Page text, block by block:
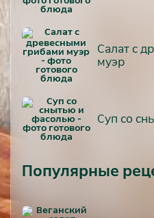
Салат с
муэр
Суп со
Популярные